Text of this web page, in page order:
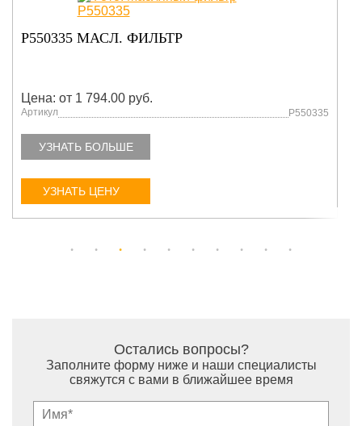
P550335 МАСЛ. ФИЛЬТР
Цена: от 1 794.00 руб.
Артикул P550335
УЗНАТЬ БОЛЬШЕ
УЗНАТЬ ЦЕНУ
Остались вопросы?
Заполните форму ниже и наши специалисты
свяжутся с вами в ближайшее время